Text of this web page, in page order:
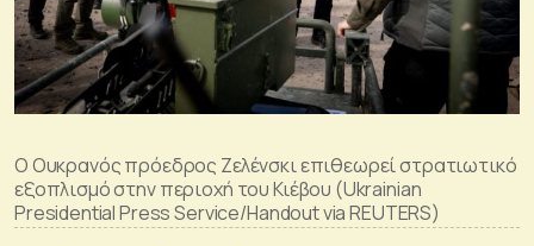
Ο Ουκρανός πρόεδρος Ζελένσκι επιθεωρεί στρατιωτικό
εξοπλισμό στην περιοχή του Κιέβου (Ukrainian
Presidential Press Service/Handout via REUTERS)